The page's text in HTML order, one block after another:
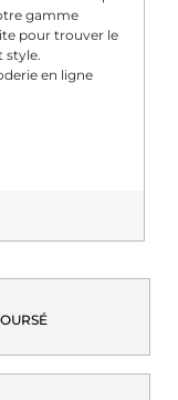
gamme
pour trouver le
style.
en ligne